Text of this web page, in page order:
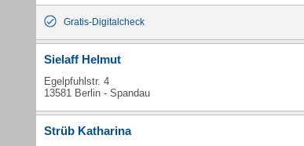
Gratis-Digitalcheck
Sielaff Helmut
Egelpfuhlstr. 4
13581 Berlin - Spandau
Strüb Katharina